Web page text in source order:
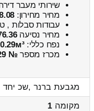
שירותי מעבר
מחיר מחירון:
עבודות סבלות ,
מחיר נסיעה276.36
נפח כללי:
מכרז מספר № QZUQ-8429
מגבעת ברנר ,שכ יחד
מקומה 1